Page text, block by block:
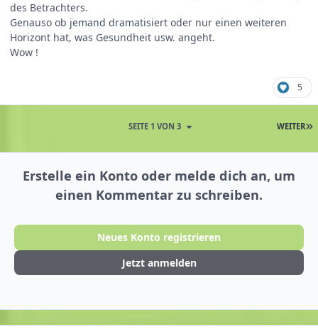
des Betrachters.
Genauso ob jemand dramatisiert oder nur einen weiteren
Horizont hat, was Gesundheit usw. angeht.
Wow !
5
WEITER
SEITE 1 VON 3
Erstelle ein Konto oder melde dich an, um
einen Kommentar zu schreiben.
Neues Konto registrieren
Jetzt anmelden